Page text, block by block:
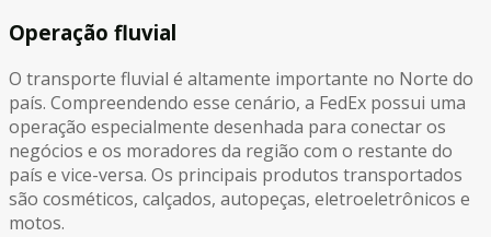
Operação fluvial
O transporte fluvial é altamente importante no Norte do
país. Compreendendo esse cenário, a FedEx possui uma
operação especialmente desenhada para conectar os
negócios e os moradores da região com o restante do
país e vice-versa. Os principais produtos transportados
são cosméticos, calçados, autopeças, eletroeletrônicos e
motos.